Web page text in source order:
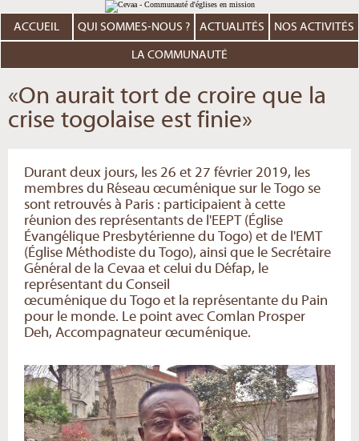
au
contenu.
Aller
personnels
ACCUEIL QUI SOMMES-NOUS ? ACTUALITÉS NOS ACTIVITÉS
LA COMMUNAUTÉ
«On aurait tort de croire que la
crise togolaise est finie»
Durant deux jours, les 26 et 27 février 2019, les
membres du Réseau œcuménique sur le Togo se
sont retrouvés à Paris : participaient à cette
réunion des représentants de l'EEPT (Église
Évangélique Presbytérienne du Togo) et de l'EMT
(Église Méthodiste du Togo), ainsi que le Secrétaire
Général de la Cevaa et celui du Défap, le
représentant du Conseil
œcuménique du Togo et la représentante du Pain
pour le monde. Le point avec Comlan Prosper
Deh, Accompagnateur œcuménique.